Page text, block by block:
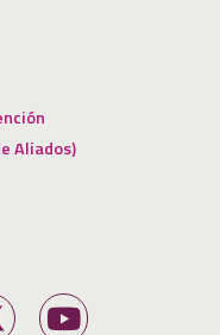
Aliados)